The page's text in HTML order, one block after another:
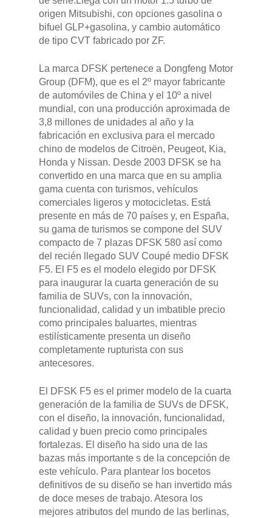
Pulse Enter para buscar o ESC para cerrar
origen Mitsubishi, con opciones gasolina o
bifuel GLP+gasolina, y cambio automático
de tipo CVT fabricado por ZF.
La marca DFSK pertenece a Dongfeng Motor
Group (DFM), que es el 2º mayor fabricante
de automóviles de China y el 10º a nivel
mundial, con una producción aproximada de
3,8 millones de unidades al año y la
fabricación en exclusiva para el mercado
chino de modelos de Citroën, Peugeot, Kia,
Honda y Nissan. Desde 2003 DFSK se ha
convertido en una marca que en su amplia
gama cuenta con turismos, vehículos
comerciales ligeros y motocicletas. Está
presente en más de 70 países y, en España,
su gama de turismos se compone del SUV
compacto de 7 plazas DFSK 580 así como
del recién llegado SUV Coupé medio DFSK
F5. El F5 es el modelo elegido por DFSK
para inaugurar la cuarta generación de su
familia de SUVs, con la innovación,
funcionalidad, calidad y un imbatible precio
como principales baluartes, mientras
estilísticamente presenta un diseño
completamente rupturista con sus
antecesores.
El DFSK F5 es el primer modelo de la cuarta
generación de la familia de SUVs de DFSK,
con el diseño, la innovación, funcionalidad,
calidad y buen precio como principales
fortalezas. El diseño ha sido una de las
bazas más importante s de la concepción de
este vehículo. Para plantear los bocetos
definitivos de su diseño se han invertido más
de doce meses de trabajo. Atesora los
mejores atributos del mundo de las berlinas,